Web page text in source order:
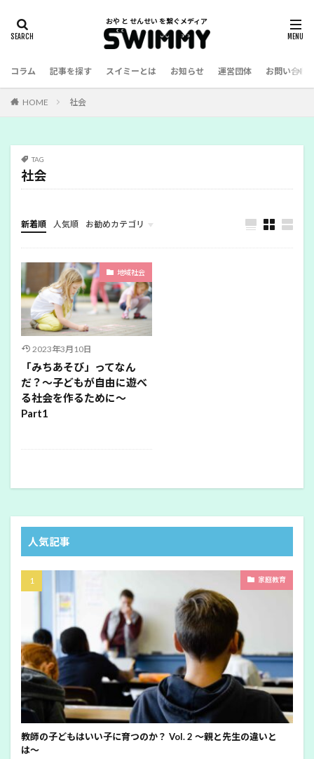
コラム 記事を探す スイミーとは お知らせ 運営団体 お問い合わ
HOME 社会
TAG
社会
新着順 人気順 お勧めカテゴリ
幼児教育
地域社会
2023年3月10日
「みちあそび」ってなん
だ？〜子どもが自由に遊べ
る社会を作るために〜
Part1
人気記事
家庭教育
教師の子どもはいい子に育つのか？ Vol. 2 〜親と先生の違いと
は〜